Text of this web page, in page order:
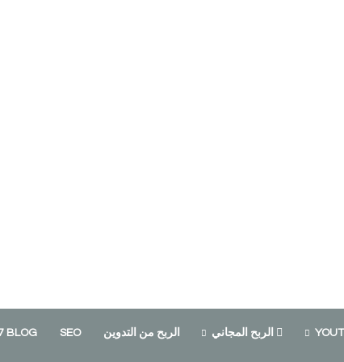
الربح المجاني الربح من التدوين SEO
BLOG